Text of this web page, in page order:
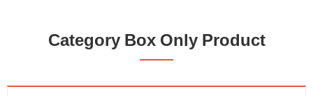
Category Box Only Product